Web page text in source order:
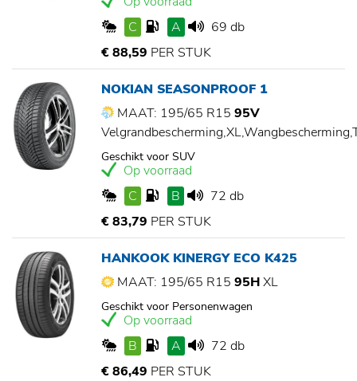
C
A
69 db
€ 88,59 PER STUK
NOKIAN SEASONPROOF 1
MAAT: 195/65 R15 95V
Geschikt voor SUV
Op voorraad
C
B
72 db
€ 83,79 PER STUK
HANKOOK KINERGY ECO K425
MAAT: 195/65 R15 95HXL
Geschikt voor Personenwagen
Op voorraad
B
A
72 db
€ 86,49 PER STUK